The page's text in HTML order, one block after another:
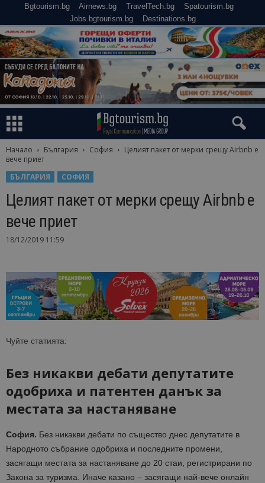
Bgtourism.bg Airnews.bg TravelTech.bg
Spatourism.bg
Jobs.bgtourism.bg
Destinations.bg
Начало България София
Целият пакет от мерки срещу Airbnb е
вече приет
БЪЛГАРИЯ
СОФИЯ
Целият пакет от мерки срещу Airbnb е
вече приет
18/12/2019 11:59
Чуйте статията:
Без никакви дебати депутатите
одобриха и патентен данък за
местата за настаняване
София. Без никакви дебати по същество днес депутатите в
Народното събрание одобриха и последните промени,
засягащи местата за настаняване до 20 стаи, регистрирани по
Закона за туризма. Иначе казано – засягащи най-вече онлайн